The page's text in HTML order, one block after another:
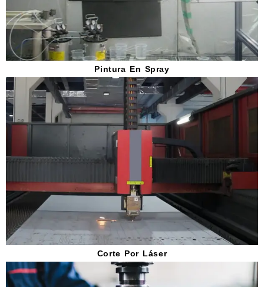
Pintura En Spray
Corte Por Láser